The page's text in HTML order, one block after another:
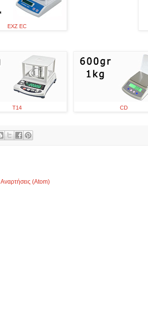
EXZ EC
T14 CD
Αναρτήσεις (Atom)